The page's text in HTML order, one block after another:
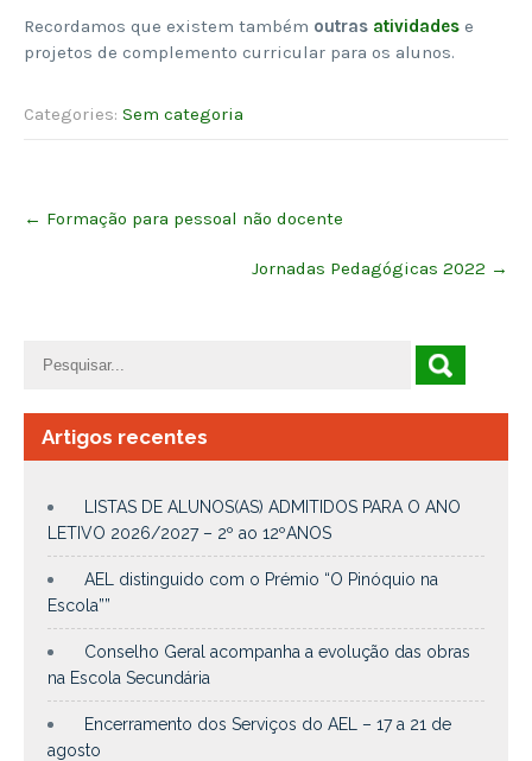
Recordamos que existem também outras atividades e
projetos de complemento curricular para os alunos.
Categories: Sem categoria
navigation
← Formação para pessoal não docente
Jornadas Pedagógicas 2022 →
Artigos recentes
LISTAS DE ALUNOS(AS) ADMITIDOS PARA O ANO
LETIVO 2026/2027 – 2º ao 12ºANOS
AEL distinguido com o Prémio “O Pinóquio na
Escola””
Conselho Geral acompanha a evolução das obras
na Escola Secundária
Encerramento dos Serviços do AEL – 17 a 21 de
agosto